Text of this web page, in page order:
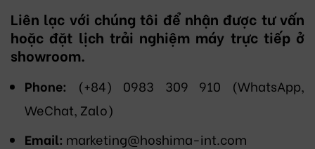
Liên lạc với chúng tôi để nhận được tư vấn
hoặc đặt lịch trải nghiệm máy trực tiếp ở
showroom.
Phone: (+84) 0983 309 910 (WhatsApp,
WeChat, Zalo)
Email: marketing@hoshima-int.com